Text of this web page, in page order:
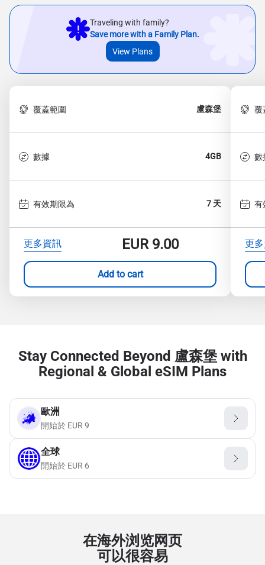
Traveling with family?
Save more with a Family Plan.
View Plans
覆蓋範圍 盧森堡
數據 4GB
有效期限為 7 天
更多資訊 EUR9.00
Add to cart
覆
數
有
更
Stay Connected Beyond 盧森堡 with
Regional & Global eSIM Plans
歐洲
開始於 EUR 9
全球
開始於 EUR 6
在海外浏览网页
可以很容易